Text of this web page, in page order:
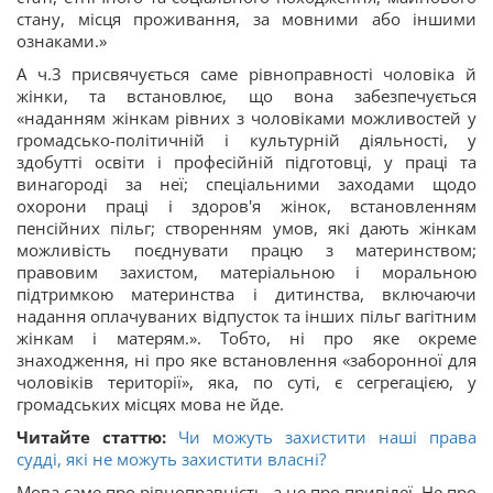
стану, місця проживання, за мовними або іншими
ознаками.»
А ч.3 присвячується саме рівноправності чоловіка й
жінки, та встановлює, що вона забезпечується
«наданням жінкам рівних з чоловіками можливостей у
громадсько-політичній і культурній діяльності, у
здобутті освіти і професійній підготовці, у праці та
винагороді за неї; спеціальними заходами щодо
охорони праці і здоров'я жінок, встановленням
пенсійних пільг; створенням умов, які дають жінкам
можливість поєднувати працю з материнством;
правовим захистом, матеріальною і моральною
підтримкою материнства і дитинства, включаючи
надання оплачуваних відпусток та інших пільг вагітним
жінкам і матерям.». Тобто, ні про яке окреме
знаходження, ні про яке встановлення «заборонної для
чоловіків території», яка, по суті, є сегрегацією, у
громадських місцях мова не йде.
Читайте статтю: Чи можуть захистити наші права
судді, які не можуть захистити власні?